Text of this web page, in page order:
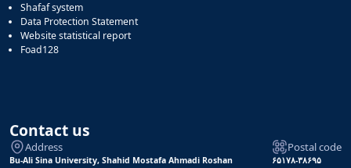
Shafaf system
Data Protection Statement
Website statistical report
Foad128
Contact us
Address
Bu-Ali Sina University, Shahid Mostafa Ahmadi Roshan
Postal code
۶۵۱۷۸-۳۸۶۹۵